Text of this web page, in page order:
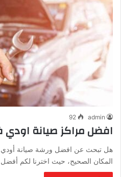
admin
92
افضل مراكز صيانة اودي
هل تبحث عن افضل ورشة صيانة أودي
المكان الصحيح، حيث اخترنا لكم